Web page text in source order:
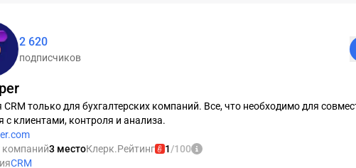
2 620
подписчиков
CRM только для бухгалтерских компаний. Все, что необходимо для
с клиентами, контроля и анализа.
компаний3 местоКлерк.Рейтинг 1/100
CRM